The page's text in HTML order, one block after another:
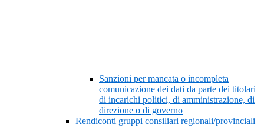
Sanzioni per mancata o incompleta
comunicazione dei dati da parte dei titolari
di incarichi politici, di amministrazione, di
direzione o di governo
Rendiconti gruppi consiliari regionali/provinciali